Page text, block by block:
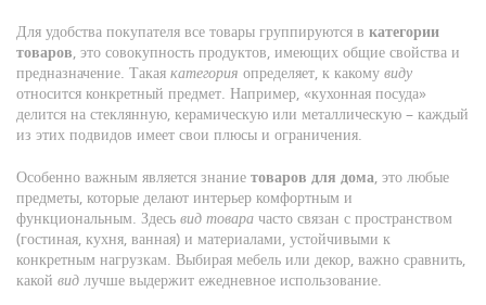
Для удобства покупателя все товары группируются в категории
товаров, это совокупность продуктов, имеющих общие свойства и
предназначение. Такая категория определяет, к какому виду
относится конкретный предмет. Например, «кухонная посуда»
делится на стеклянную, керамическую или металлическую – каждый
из этих подвидов имеет свои плюсы и ограничения.
Особенно важным является знание товаров для дома, это любые
предметы, которые делают интерьер комфортным и
функциональным. Здесь вид товара часто связан с пространством
(гостиная, кухня, ванная) и материалами, устойчивыми к
конкретным нагрузкам. Выбирая мебель или декор, важно сравнить,
какой вид лучше выдержит ежедневное использование.